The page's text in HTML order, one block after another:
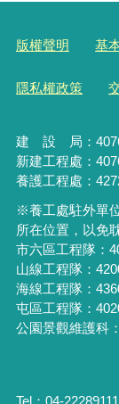
版權聲明 基
隱私權政策
建 設 局：
新建工程處：
養護工程處：
※養工處駐外單
所在位置，以免
市六區工程隊：
山線工程隊：
海線工程隊：
屯區工程隊：
公園景觀維護科
Tel：04-22289111